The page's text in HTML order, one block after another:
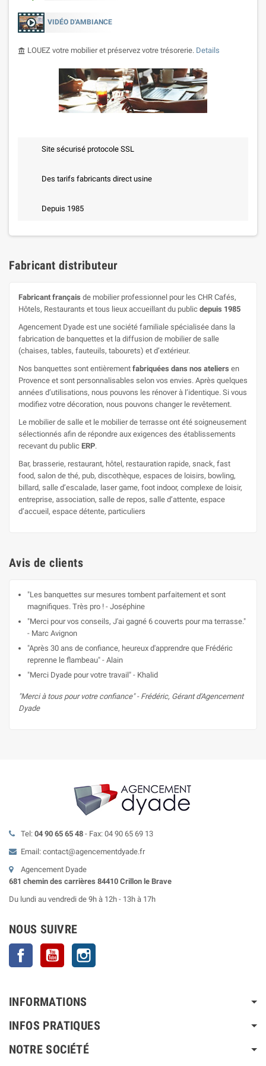
VIDÉO D'AMBIANCE
account_balance LOUEZ votre mobilier et préservez votre trésorerie. Details
Site sécurisé protocole SSL
Des tarifs fabricants direct usine
Depuis 1985
Fabricant distributeur
Fabricant français de mobilier professionnel pour les CHR Cafés,
Hôtels, Restaurants et tous lieux accueillant du public depuis 1985
Agencement Dyade est une société familiale spécialisée dans la
fabrication de banquettes et la diffusion de mobilier de salle
(chaises, tables, fauteuils, tabourets) et d’extérieur.
Nos banquettes sont entièrement fabriquées dans nos ateliers en
Provence et sont personnalisables selon vos envies. Après quelques
années d’utilisations, nous pouvons les rénover à l’identique. Si vous
modifiez votre décoration, nous pouvons changer le revêtement.
Le mobilier de salle et le mobilier de terrasse ont été soigneusement
sélectionnés afin de répondre aux exigences des établissements
recevant du public ERP.
Bar, brasserie, restaurant, hôtel, restauration rapide, snack, fast
food, salon de thé, pub, discothèque, espaces de loisirs, bowling,
billard, salle d’escalade, laser game, foot indoor, complexe de loisir,
entreprise, association, salle de repos, salle d’attente, espace
d’accueil, espace détente, particuliers
Avis de clients
"Les banquettes sur mesures tombent parfaitement et sont
magnifiques. Très pro ! - Joséphine
"Merci pour vos conseils, J'ai gagné 6 couverts pour ma terrasse."
- Marc Avignon
"Après 30 ans de confiance, heureux d'apprendre que Frédéric
reprenne le flambeau" - Alain
"Merci Dyade pour votre travail" - Khalid
"Merci à tous pour votre confiance" - Frédéric, Gérant d'Agencement
Dyade
Tel: 04 90 65 65 48 - Fax: 04 90 65 69 13
Email: contact@agencementdyade.fr
Agencement Dyade
681 chemin des carrières 84410 Crillon le Brave
Du lundi au vendredi de 9h à 12h - 13h à 17h
NOUS SUIVRE
Facebook YouTube
INFORMATIONS
INFOS PRATIQUES
NOTRE SOCIÉTÉ